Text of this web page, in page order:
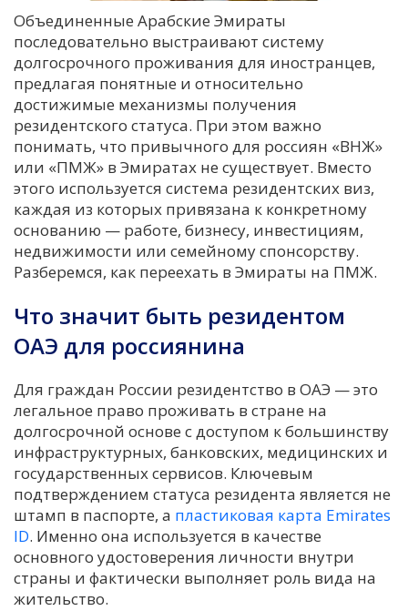
Объединенные Арабские Эмираты
последовательно выстраивают систему
долгосрочного проживания для иностранцев,
предлагая понятные и относительно
достижимые механизмы получения
резидентского статуса. При этом важно
понимать, что привычного для россиян «ВНЖ»
или «ПМЖ» в Эмиратах не существует. Вместо
этого используется система резидентских виз,
каждая из которых привязана к конкретному
основанию — работе, бизнесу, инвестициям,
недвижимости или семейному спонсорству.
Разберемся, как переехать в Эмираты на ПМЖ.
Что значит быть резидентом
ОАЭ для россиянина
Для граждан России резидентство в ОАЭ — это
легальное право проживать в стране на
долгосрочной основе с доступом к большинству
инфраструктурных, банковских, медицинских и
государственных сервисов. Ключевым
подтверждением статуса резидента является не
штамп в паспорте, а пластиковая карта Emirates
ID. Именно она используется в качестве
основного удостоверения личности внутри
страны и фактически выполняет роль вида на
жительство.